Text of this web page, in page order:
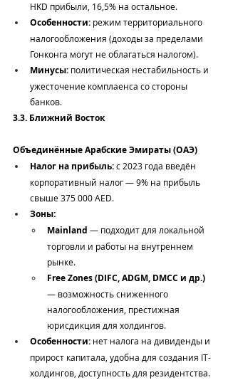
HKD прибыли, 16,5% на остальное.
Особенности: режим территориального
налогообложения (доходы за пределами
Гонконга могут не облагаться налогом).
Минусы: политическая нестабильность и
ужесточение комплаенса со стороны
банков.
3.3. Ближний Восток
Объединённые Арабские Эмираты (ОАЭ)
Налог на прибыль: с 2023 года введён
корпоративный налог — 9% на прибыль
свыше 375 000 AED.
Зоны:
Mainland — подходит для локальной
торговли и работы на внутреннем
рынке.
Free Zones (DIFC, ADGM, DMCC и др.)
— возможность сниженного
налогообложения, престижная
юрисдикция для холдингов.
Особенности: нет налога на дивиденды и
прирост капитала, удобна для создания IT-
холдингов, доступность для резидентства.